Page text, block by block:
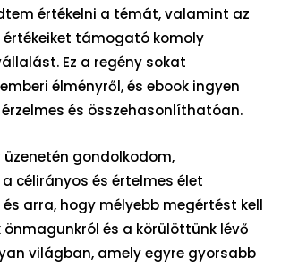
értékelni a témát, valamint az
értékeiket támogató komoly
Ez a regény sokat
élményről, és ebook ingyen
és összehasonlíthatóan.
üzenetén gondolkodom,
célirányos és értelmes élet
arra, hogy mélyebb megértést kell
önmagunkról és a körülöttünk lévő
világban, amely egyre gyorsabb